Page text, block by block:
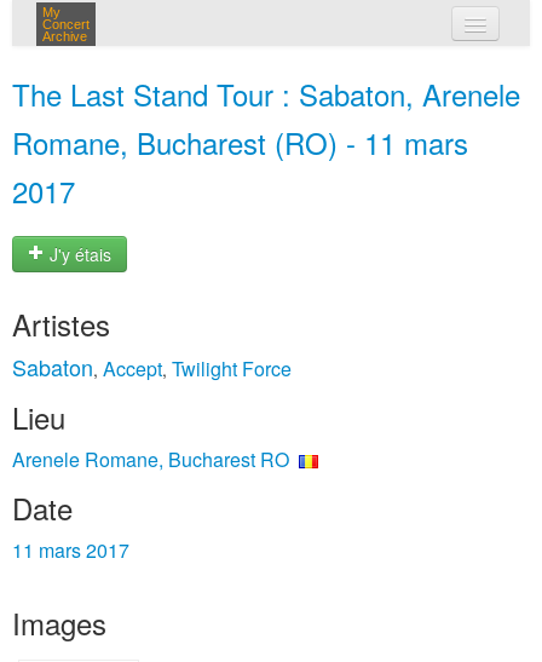
My
Concert
Archive
The Last Stand Tour : Sabaton, Arenele
Romane, Bucharest (RO) - 11 mars
2017
J'y étais
Artistes
Sabaton, Accept, Twilight Force
Lieu
Arenele Romane, Bucharest RO
Date
11 mars 2017
Images